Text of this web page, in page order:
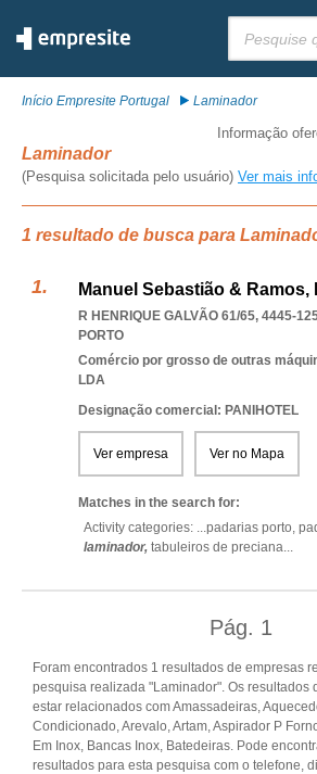
Início Empresite Portugal Laminador
Informação
Laminador
(Pesquisa solicitada pelo usuário) Ver mais
1 resultado de busca para
Manuel Sebastião & Ramos,
R HENRIQUE GALVÃO 61/65, 4445-
PORTO
Comércio por grosso de outras
LDA
Designação comercial: PANIHOTEL
Ver empresa Ver no Mapa
Matches in the search for:
Activity categories: ...padarias porto,
laminador, tabuleiros de preciana...
Pág. 1
Foram encontrados 1 resultados de empresas
pesquisa realizada "Laminador". Os resultados
estar relacionados com Amassadeiras,
Condicionado, Arevalo, Artam, Aspirador P
Em Inox, Bancas Inox, Batedeiras. Pode
resultados para esta pesquisa com o telefone,